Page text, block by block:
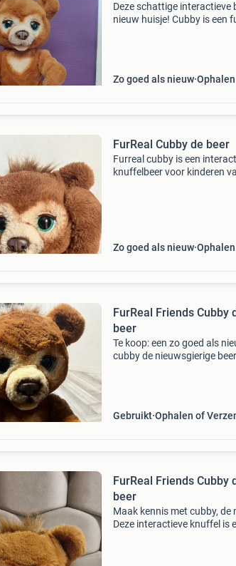
Deze schattige interactieve
nieuw huisje! Cubby is een
Zo goed als nieuw Ophalen
FurReal Cubby de beer
Furreal cubby is een
knuffelbeer voor kinderen
Zo goed als nieuw
FurReal Friends Cubby
beer
Te koop: een zo goed als
cubby de nieuwsgierige
Gebruikt Ophalen of
FurReal Friends Cubby
beer
Maak kennis met cubby, de
Deze interactieve knuffel is